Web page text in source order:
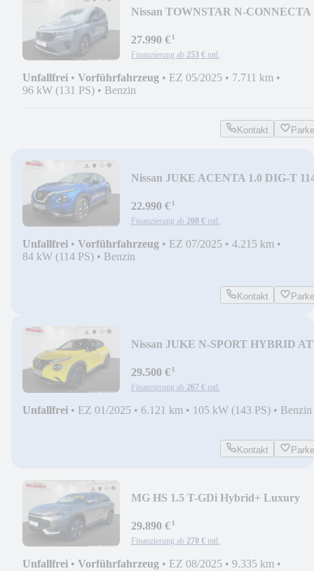
Nissan TOWNSTAR N-CONNECTA
27.990 €¹
Finanzierung ab 253 € mtl.
Unfallfrei • Vorführfahrzeug • EZ 05/2025 • 7.711 km •
96 kW (131 PS) • Benzin
Kontakt
Nissan JUKE ACENTA 1.0 DIG-T
22.990 €¹
Finanzierung ab 208 € mtl.
Unfallfrei • Vorführfahrzeug • EZ 07/2025 • 4.215 km •
84 kW (114 PS) • Benzin
Kontakt
Nissan JUKE N-SPORT HYBRID AT
29.500 €¹
Finanzierung ab 267 € mtl.
Unfallfrei • EZ 01/2025 • 6.121 km • 105 kW (143 PS) • Benzin
Kontakt
MG HS 1.5 T-GDi Hybrid+ Luxury
29.890 €¹
Finanzierung ab 270 € mtl.
Unfallfrei • Vorführfahrzeug • EZ 08/2025 • 9.335 km •